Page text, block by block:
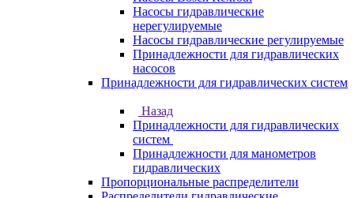
Насосы гидравлические
нерегулируемые
Насосы гидравлические регулируемые
Принадлежности для гидравлических
насосов
Принадлежности для гидравлических систем
Назад
Принадлежности для гидравлических
систем
Принадлежности для манометров
гидравлических
Пропорциональные распределители